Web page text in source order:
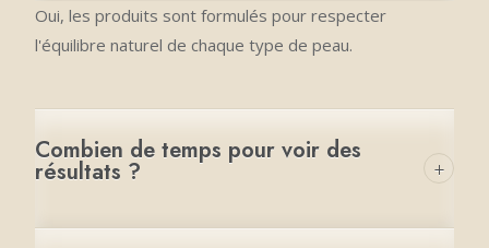
Oui, les produits sont formulés pour respecter
l'équilibre naturel de chaque type de peau.
Combien de temps pour voir des
résultats ? +